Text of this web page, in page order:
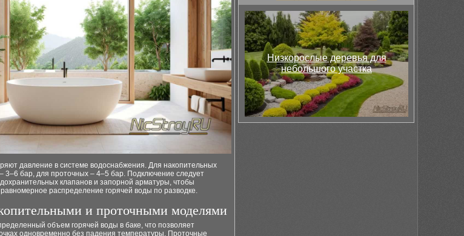
давление в системе водоснабжения. Для накопительных
бар, для проточных – 4–5 бар. Подключение следует
клапанов и запорной арматуры, чтобы
распределение горячей воды по разводке.
и проточными моделями
объем горячей воды в баке, что позволяет
одновременно без падения температуры. Проточные
Низкорослые деревья для
небольшого участка